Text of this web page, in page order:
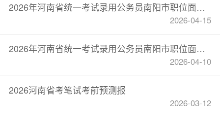
2026年河南省统一考试录用公务员南阳市职位面试确认递补公告
2026-04-15
2026年河南省统一考试录用公务员南阳市职位面试确认公告
2026-04-10
2026河南省考笔试考前预测报
2026-03-12